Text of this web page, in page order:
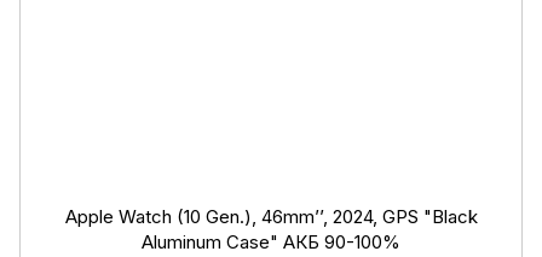
Apple Watch (10 Gen.), 46mm’’, 2024, GPS "Black
Aluminum Case" АКБ 90-100%